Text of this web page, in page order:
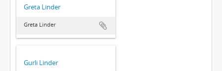
Greta Linder
Greta Linder
Gurli Linder